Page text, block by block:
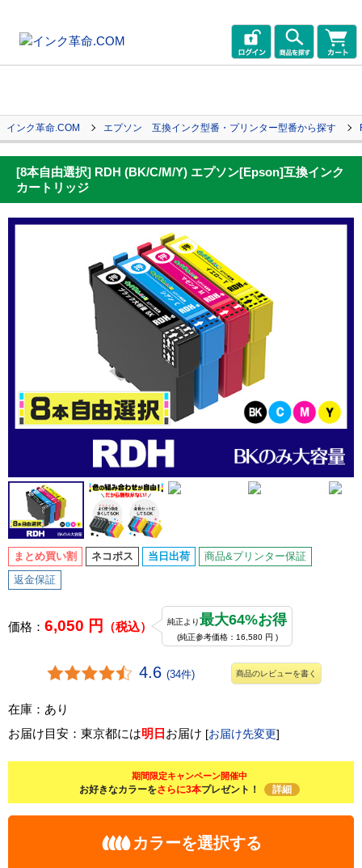
インク革命.COM エプソン 互換インク型番・プリンター型番から探す
[8本自由選択] RDH (BK/C/M/Y) エプソン[Epson]互換インク
カートリッジ
まとめ買い割 ネコポス 当日出荷 商品&プリンター保証
返金保証
価格： 6,050 円 （税込） 純正より最大64%お得
(純正参考価格：16,580 円 )
4.6 (34件) 商品のレビューを書く
在庫：あり
お届け目安：東京都には明日 お届け [お届け先変更]
期間限定キャンペーン開催中
お好きなカラーをさらに3本プレゼント！ 詳細
カラーを選択する